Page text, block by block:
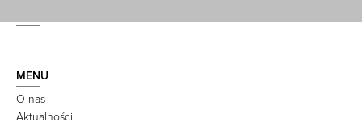
MENU
O nas
Aktualności